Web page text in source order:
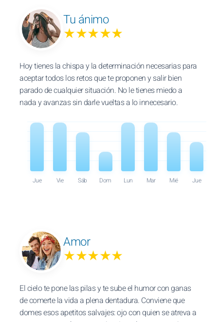
Tu ánimo
★★★★★
Hoy tienes la chispa y la determinación necesarias para
aceptar todos los retos que te proponen y salir bien
parado de cualquier situación. No le tienes miedo a
nada y avanzas sin darle vueltas a lo innecesario.
Jue Vie Sáb Dom Lun Mar Mié Jue
Amor
★★★★★
El cielo te pone las pilas y te sube el humor con ganas
de comerte la vida a plena dentadura. Conviene que
domes esos apetitos salvajes: ojo con quien se atreva a